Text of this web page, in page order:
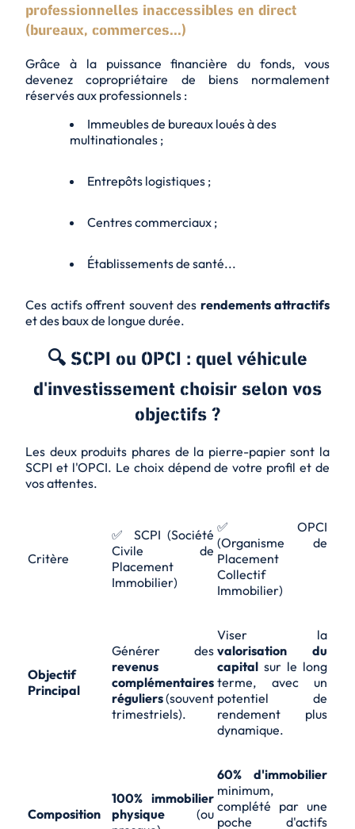
professionnelles inaccessibles en direct
(bureaux, commerces...)
Grâce à la puissance financière du fonds, vous
devenez copropriétaire de biens normalement
réservés aux professionnels :
Immeubles de bureaux loués à des
multinationales ;
Entrepôts logistiques ;
Centres commerciaux ;
Établissements de santé...
Ces actifs offrent souvent des rendements attractifs
et des baux de longue durée.
🔍 SCPI ou OPCI : quel véhicule
d'investissement choisir selon vos
objectifs ?
Les deux produits phares de la pierre-papier sont la
SCPI et l'OPCI. Le choix dépend de votre profil et de
vos attentes.
Critère
✅ SCPI (Société
Civile de
Placement
Immobilier)
✅ OPCI
(Organisme de
Placement
Collectif
Immobilier)
Objectif
Principal
Générer des
revenus
complémentaires
réguliers(souvent
trimestriels).
Viser la
valorisation du
capital sur le long
terme, avec un
potentiel de
rendement plus
dynamique.
Composition
100% immobilier
physique (ou
60% d'immobilier
minimum,
complété par une
poche d'actifs